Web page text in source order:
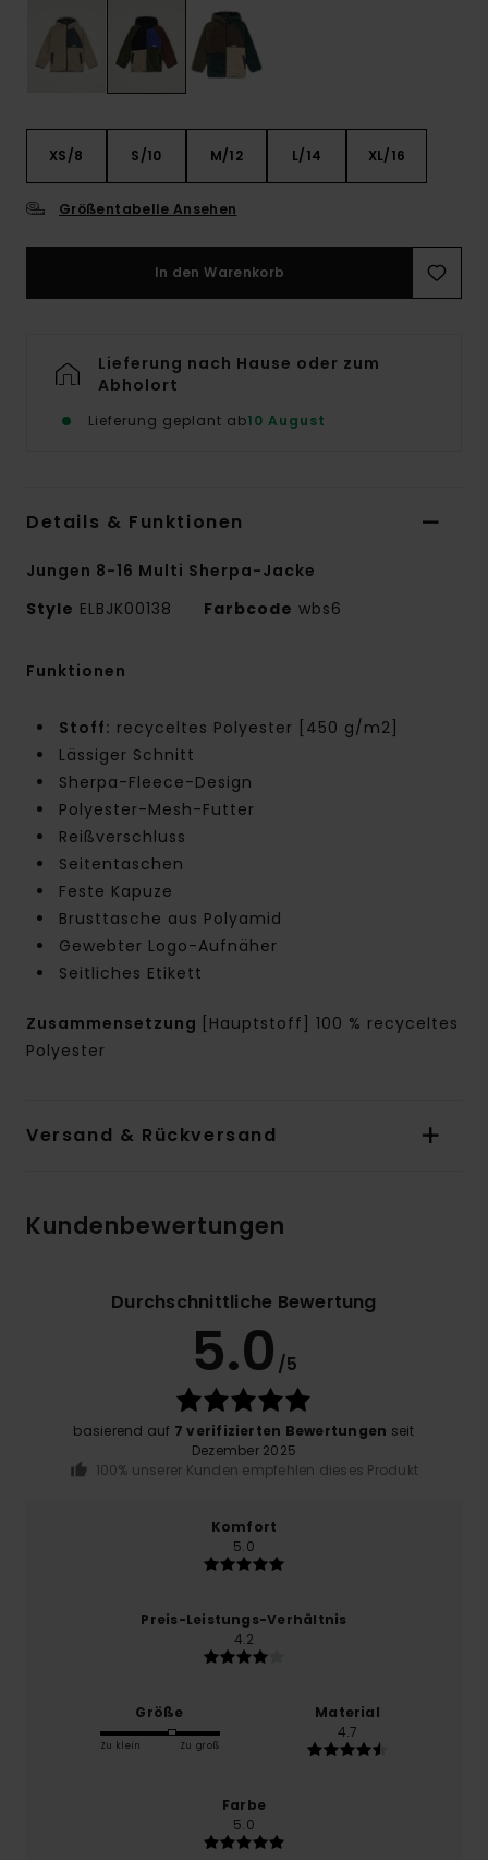
XS/8 S/10 M/12 L/14 XL/16
Größentabelle Ansehen
In den Warenkorb
Lieferung nach Hause oder zum
Abholort
Lieferung geplant ab10 August
Details & Funktionen
Jungen 8-16 Multi Sherpa-Jacke
Style ELBJK00138 Farbcode wbs6
Funktionen
Stoff: recyceltes Polyester [450 g/m2]
Lässiger Schnitt
Sherpa-Fleece-Design
Polyester-Mesh-Futter
Reißverschluss
Seitentaschen
Feste Kapuze
Brusttasche aus Polyamid
Gewebter Logo-Aufnäher
Seitliches Etikett
Zusammensetzung
[Hauptstoff] 100 % recyceltes
Polyester
Versand & Rückversand
Kundenbewertungen
Durchschnittliche Bewertung
5.0 /5
basierend auf 7 verifizierten Bewertungen seit
Dezember 2025
100% unserer Kunden empfehlen dieses Produkt
Komfort
5.0
Preis-Leistungs-Verhältnis
4.2
Größe
Zu klein Zu groß
Material
4.7
Farbe
5.0